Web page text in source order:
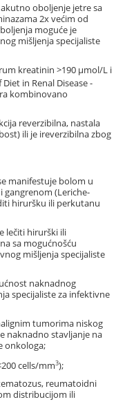
oboljenje jetre sa
2x većim od
moguće je
mišljenja specijaliste
kreatinin >190 μmol/L i
in Renal Disease -
kombinovano
reverzibilna, nastala
ili je ireverzibilna zbog
manifestuje bolom u
(Leriche-
hiruršku ili perkutanu
lečiti hirurški ili
sa mogućnošću
mišljenja specijaliste
naknadnog
specijaliste za infektivne
tumorima niskog
naknadno stavljanje na
onkologa;
cells/mm3);
reumatoidni
distribucijom ili